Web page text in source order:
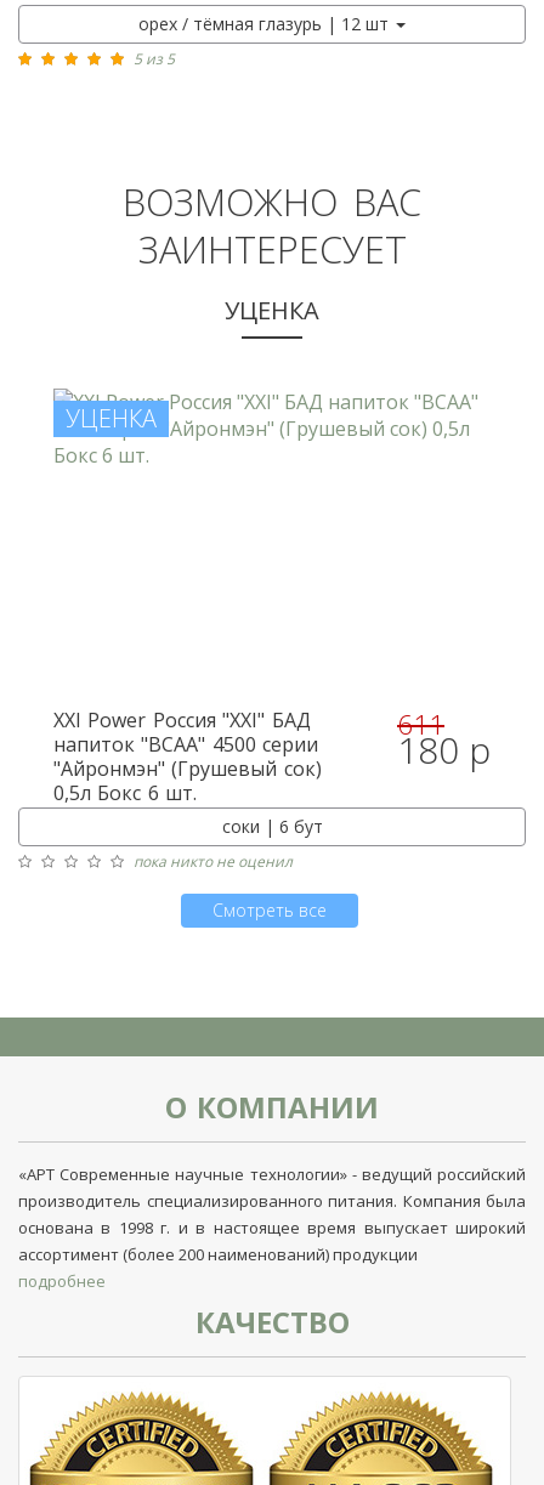
орех / тёмная глазурь | 12 шт
5 из 5
ВОЗМОЖНО ВАС
ЗАИНТЕРЕСУЕТ
УЦЕНКА
УЦЕНКА
XXI Power Россия "XXI" БАД
напиток "BCAA" 4500 серии
"Айронмэн" (Грушевый сок)
0,5л Бокс 6 шт.
611
180 р
соки | 6 бут
пока никто не оценил
Смотреть все
О КОМПАНИИ
«АРТ Современные научные технологии» - ведущий российский
производитель специализированного питания. Компания была
основана в 1998 г. и в настоящее время выпускает широкий
ассортимент (более 200 наименований) продукции
подробнее
КАЧЕСТВО